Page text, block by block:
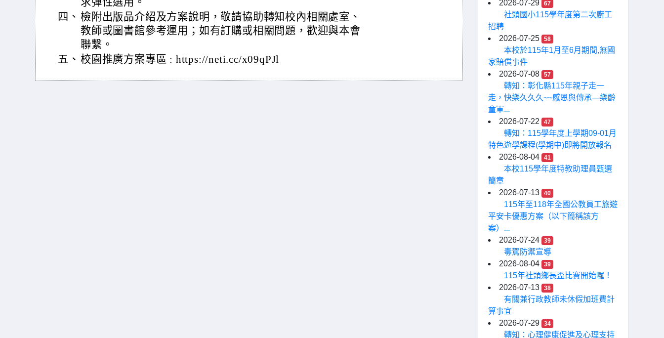
四、 檢附出版品介紹及方案說明，敬請協助轉知校內相關處室、
教師或圖書館參考運用；如有訂購或相關問題，歡迎與本會
聯繫。
五、 校園推廣方案專區 : https://neti.cc/x09qPJl
2026-07-29
67
社頭國小115學年度第二次廚工
招聘
2026-07-25
58
本校於115年1月至6月期間,無國
家賠償事件
2026-07-08
57
轉知：彰化縣115年親子走一
走，快樂久久久~~感恩與傳承—樂齡
童軍...
2026-07-22
47
轉知：115學年度上學期09-01月
特色遊學課程(學期中)即將開放報名
2026-08-04
41
本校115學年度特教助理員甄選
簡章
2026-07-13
40
115年至118年全國公教員工旅遊
平安卡優惠方案（以下簡稱該方
案）...
2026-07-24
39
毒駕防禦宣導
2026-08-04
39
115年社頭鄉長盃比賽開始囉！
2026-07-13
38
有關兼行政教師未休假加班費計
算事宜
2026-07-29
34
轉知：心理健康促進及心理支持